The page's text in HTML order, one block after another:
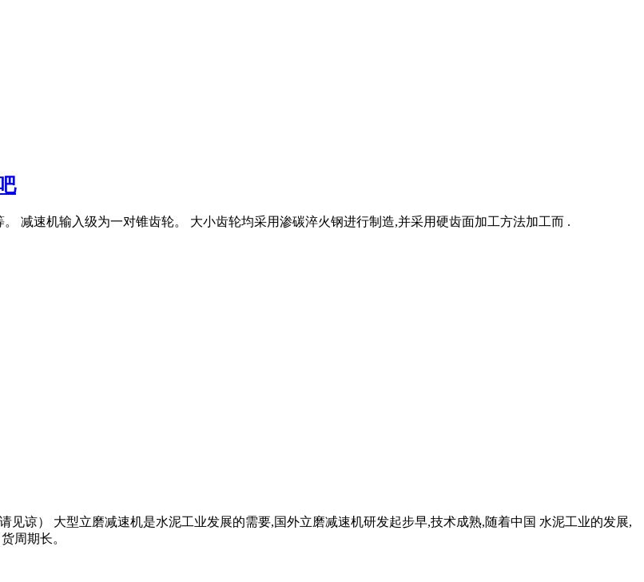
减速机输入级为一对锥齿轮。 大小齿轮均采用渗碳淬火钢进行制造,并采用硬齿面加工方法加工而 .
见谅） 大型立磨减速机是水泥工业发展的需要,国外立磨减速机研发起步早,技术成熟,随着中国 水泥工业的发展,
周期长。